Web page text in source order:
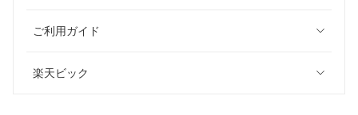
ご利用ガイド
楽天ビック